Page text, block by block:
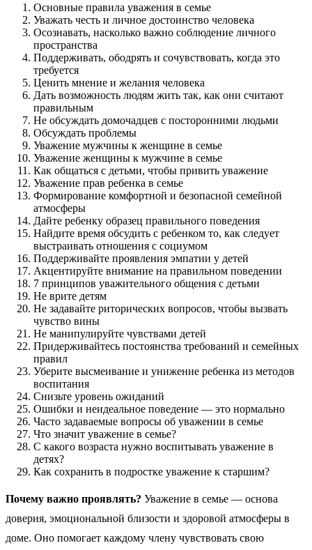
Основные правила уважения в семье
Уважать честь и личное достоинство человека
Осознавать, насколько важно соблюдение личного
пространства
Поддерживать, ободрять и сочувствовать, когда это
требуется
Ценить мнение и желания человека
Дать возможность людям жить так, как они считают
правильным
Не обсуждать домочадцев с посторонними людьми
Обсуждать проблемы
Уважение мужчины к женщине в семье
Уважение женщины к мужчине в семье
Как общаться с детьми, чтобы привить уважение
Уважение прав ребенка в семье
Формирование комфортной и безопасной семейной
атмосферы
Дайте ребенку образец правильного поведения
Найдите время обсудить с ребенком то, как следует
выстраивать отношения с социумом
Поддерживайте проявления эмпатии у детей
Акцентируйте внимание на правильном поведении
7 принципов уважительного общения с детьми
Не врите детям
Не задавайте риторических вопросов, чтобы вызвать
чувство вины
Не манипулируйте чувствами детей
Придерживайтесь постоянства требований и семейных
правил
Уберите высмеивание и унижение ребенка из методов
воспитания
Снизьте уровень ожиданий
Ошибки и неидеальное поведение — это нормально
Часто задаваемые вопросы об уважении в семье
Что значит уважение в семье?
С какого возраста нужно воспитывать уважение в
детях?
Как сохранить в подростке уважение к старшим?
Почему важно проявлять? Уважение в семье — основа
доверия, эмоциональной близости и здоровой атмосферы в
доме. Оно помогает каждому члену чувствовать свою